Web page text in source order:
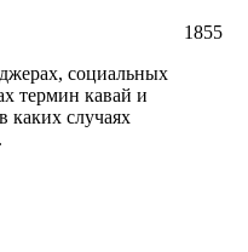
социальных
термин кавай и
каких случаях
1855